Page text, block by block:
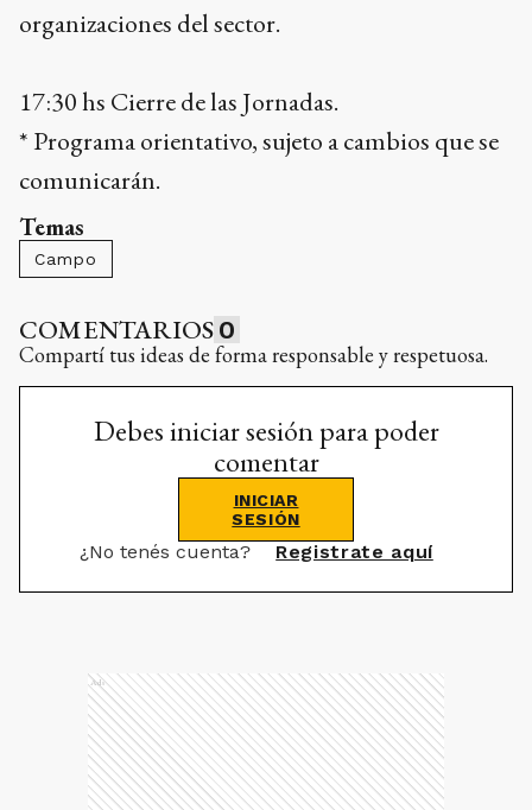
organizaciones del sector.
17:30 hs Cierre de las Jornadas.
* Programa orientativo, sujeto a cambios que se
comunicarán.
Temas
Campo
COMENTARIOS 0
Compartí tus ideas de forma responsable y respetuosa.
Debes iniciar sesión para poder
comentar
INICIAR
SESIÓN
¿No tenés cuenta? Registrate aquí
Ads